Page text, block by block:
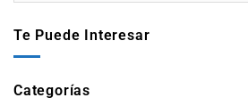
Te Puede Interesar
Categorías